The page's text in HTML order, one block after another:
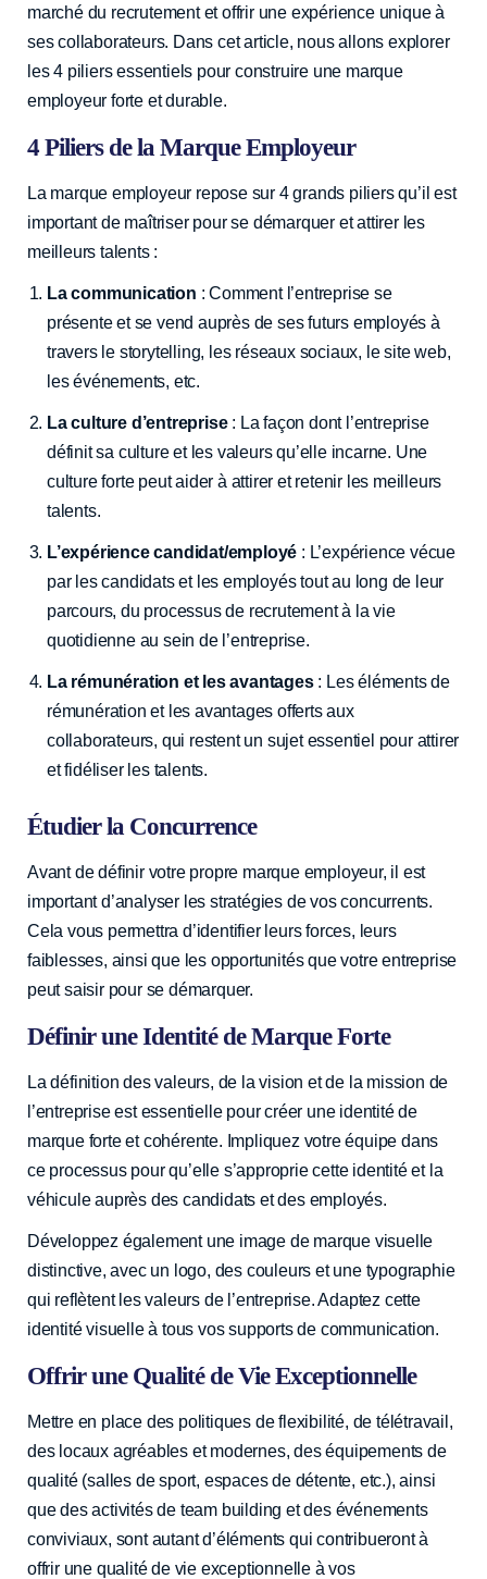
marché du recrutement et offrir une expérience unique à
ses collaborateurs. Dans cet article, nous allons explorer
les 4 piliers essentiels pour construire une marque
employeur forte et durable.
4 Piliers de la Marque Employeur
La marque employeur repose sur 4 grands piliers qu’il est
important de maîtriser pour se démarquer et attirer les
meilleurs talents :
La communication : Comment l’entreprise se
présente et se vend auprès de ses futurs employés à
travers le storytelling, les réseaux sociaux, le site web,
les événements, etc.
La culture d’entreprise: La façon dont l’entreprise
définit sa culture et les valeurs qu’elle incarne. Une
culture forte peut aider à attirer et retenir les meilleurs
talents.
L’expérience candidat/employé : L’expérience vécue
par les candidats et les employés tout au long de leur
parcours, du processus de recrutement à la vie
quotidienne au sein de l’entreprise.
La rémunération et les avantages: Les éléments de
rémunération et les avantages offerts aux
collaborateurs, qui restent un sujet essentiel pour attirer
et fidéliser les talents.
Étudier la Concurrence
Avant de définir votre propre marque employeur, il est
important d’analyser les stratégies de vos concurrents.
Cela vous permettra d’identifier leurs forces, leurs
faiblesses, ainsi que les opportunités que votre entreprise
peut saisir pour se démarquer.
Définir une Identité de Marque Forte
La définition des valeurs, de la vision et de la mission de
l’entreprise est essentielle pour créer une identité de
marque forte et cohérente. Impliquez votre équipe dans
ce processus pour qu’elle s’approprie cette identité et la
véhicule auprès des candidats et des employés.
Développez également une image de marque visuelle
distinctive, avec un logo, des couleurs et une typographie
qui reflètent les valeurs de l’entreprise. Adaptez cette
identité visuelle à tous vos supports de communication.
Offrir une Qualité de Vie Exceptionnelle
Mettre en place des politiques de flexibilité, de télétravail,
des locaux agréables et modernes, des équipements de
qualité (salles de sport, espaces de détente, etc.), ainsi
que des activités de team building et des événements
conviviaux, sont autant d’éléments qui contribueront à
offrir une qualité de vie exceptionnelle à vos